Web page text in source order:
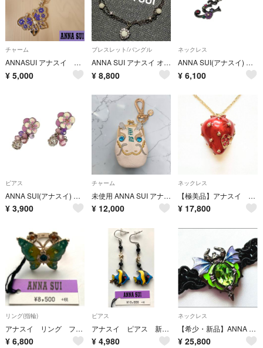
チャーム
ANNASUI アナスイ バタフライ チャーム
¥ 5,000
ブレスレット/バングル
ANNA SUI アナスイ オパール SILVER 925 ブレスレット
¥ 8,800
ネックレス
ANNA SUI(アナスイ) ネックレス美品 - 黒×マルチ フラワー
¥ 6,100
ピアス
ANNA SUI(アナスイ) ピアス美品 - ライトパープル×アイボリー×ライトピンク フラワー(花)/ラインストーン
¥ 3,900
チャーム
未使用 ANNA SUI アナスイ ニューイヤードラゴン ミニロ金チャーム 龍 チャーム がま口 ドラゴン 花柄 花 アイボリー
¥ 12,000
ネックレス
【極美品】アナスイ いちごモチーフ ロングネックレス ゴールドチェーン
¥ 17,800
リング(指輪)
アナスイ リング フリーサイズ
¥ 6,800
ピアス
アナスイ ピアス 新品タグ付き
¥ 4,980
ネックレス
【希少・新品】ANNA SUI アナスイ ツイステ ディアソムニア寮 チョーカー
¥ 25,800